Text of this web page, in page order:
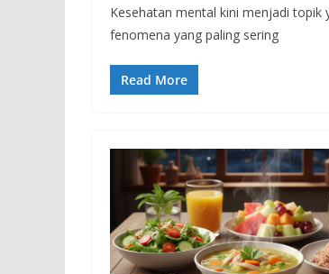
Kesehatan mental kini menjadi topik
fenomena yang paling sering
Read More